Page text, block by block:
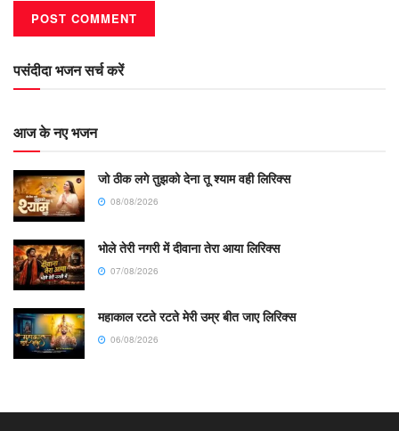
पसंदीदा भजन सर्च करें
आज के नए भजन
जो ठीक लगे तुझको देना तू श्याम वही लिरिक्स
08/08/2026
भोले तेरी नगरी में दीवाना तेरा आया लिरिक्स
07/08/2026
महाकाल रटते रटते मेरी उम्र बीत जाए लिरिक्स
06/08/2026